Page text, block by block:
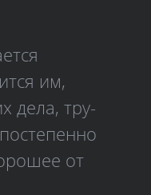
им,
дела, тру­
от